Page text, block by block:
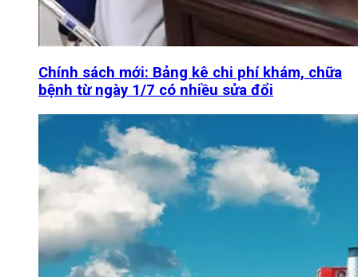
Chính sách mới: Bảng kê chi phí khám, chữa
bệnh từ ngày 1/7 có nhiều sửa đổi